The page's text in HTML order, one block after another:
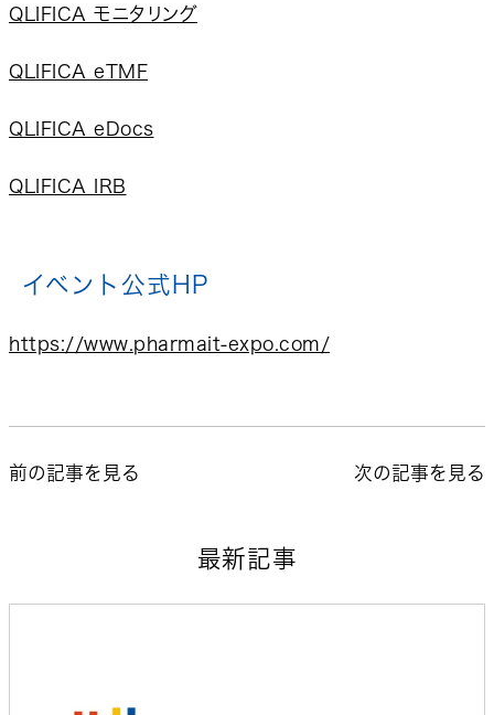
QLIFICA モニタリング
QLIFICA eTMF
QLIFICA eDocs
QLIFICA IRB
イベント公式HP
https://www.pharmait-expo.com/
前の記事を見る 次の記事を見る
最新記事